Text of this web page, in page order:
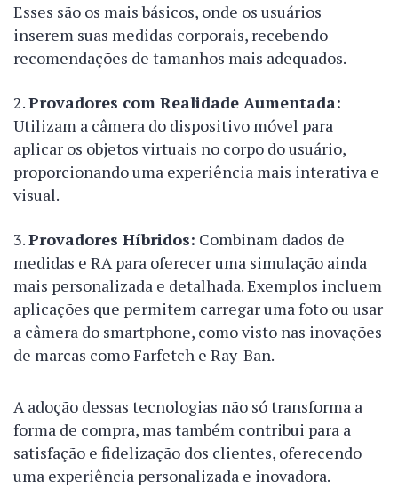
Esses são os mais básicos, onde os usuários
inserem suas medidas corporais, recebendo
recomendações de tamanhos mais adequados.
Provadores com Realidade Aumentada:
Utilizam a câmera do dispositivo móvel para
aplicar os objetos virtuais no corpo do usuário,
proporcionando uma experiência mais interativa e
visual.
Provadores Híbridos: Combinam dados de
medidas e RA para oferecer uma simulação ainda
mais personalizada e detalhada. Exemplos incluem
aplicações que permitem carregar uma foto ou usar
a câmera do smartphone, como visto nas inovações
de marcas como Farfetch e Ray-Ban.
A adoção dessas tecnologias não só transforma a
forma de compra, mas também contribui para a
satisfação e fidelização dos clientes, oferecendo
uma experiência personalizada e inovadora.